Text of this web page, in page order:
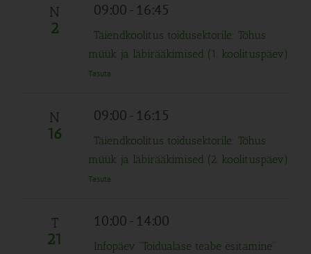
N
2
09:00- 16:45
Täiendkoolitus toidusektorile: Tõhus
müük ja läbirääkimised (1. koolituspäev)
Tasuta
N
16
09:00- 16:15
Täiendkoolitus toidusektorile: Tõhus
müük ja läbirääkimised (2. koolituspäev)
Tasuta
T
21
10:00- 14:00
Infopäev “Toidualase teabe esitamine”